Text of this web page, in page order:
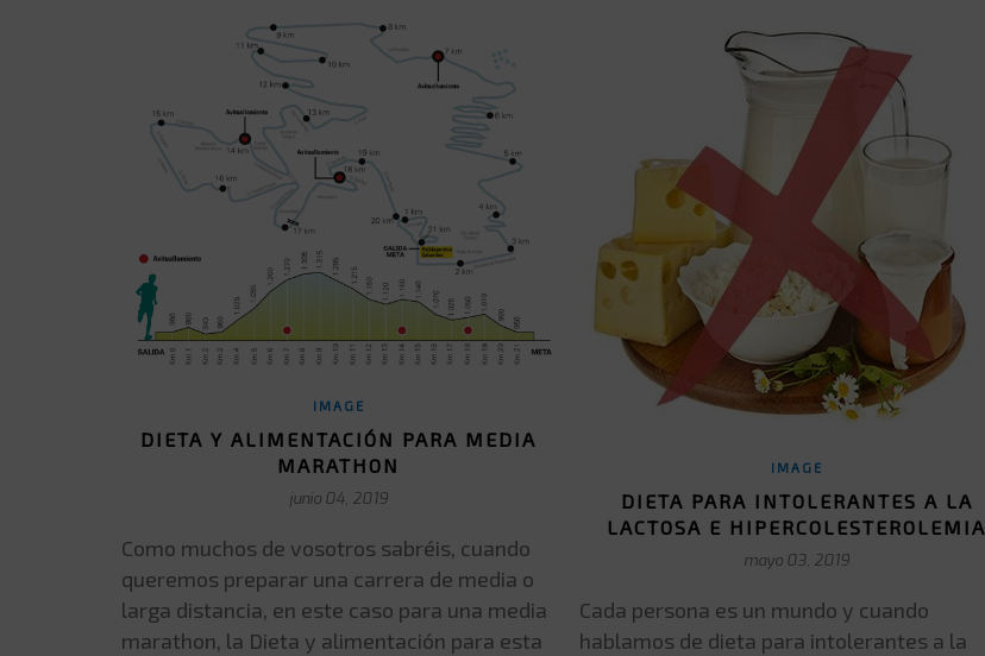
IMAGE
DIETA Y ALIMENTACIÓN PARA MEDIA
MARATHON
junio 04, 2019
Como muchos de vosotros sabréis, cuando
queremos preparar una carrera de media o
larga distancia, en este caso para una media
marathon, la Dieta y alimentación para esta
IMAGE
DIETA PARA INTOLERANTES A LA
LACTOSA E HIPERCOLESTEROLEMIA
mayo 03, 2019
Cada persona es un mundo y cuando
hablamos de dieta para intolerantes a la